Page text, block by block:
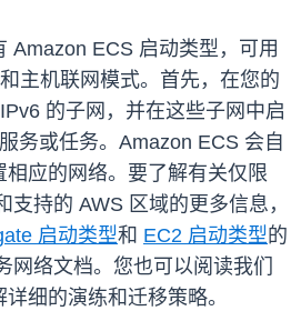
Amazon ECS 启动类型，可用
主机联网模式。首先，在您的
的子网，并在这些子网中启
务或任务。Amazon ECS 会自
相应的网络。要了解有关仅限
支持的 AWS 区域的更多信息，
启动类型和 EC2 启动类型的
网络文档。您也可以阅读我们
详细的演练和迁移策略。